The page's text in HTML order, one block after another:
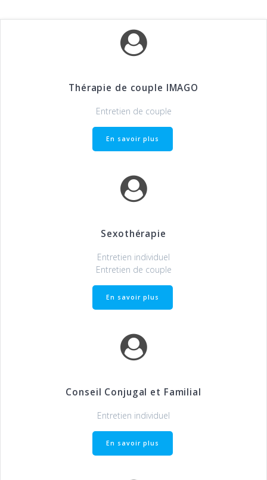
Thérapie de couple IMAGO
Entretien de couple
En savoir plus
Sexothérapie
Entretien individuel
Entretien de couple
En savoir plus
Conseil Conjugal et Familial
Entretien individuel
En savoir plus